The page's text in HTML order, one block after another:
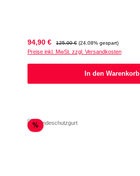
Verkaufspreis:
94,90 € Regulärer Preis:
125,00 € (24.08% gespart)
Preise inkl. MwSt. zzgl. Versandkosten
In den Warenkorb
%Rabatt